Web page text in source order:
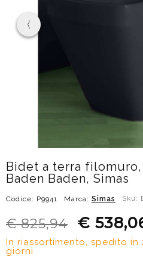
Bidet a terra
Baden Baden, Simas
Codice: P9941 Marca: Simas Sku:
€ 825,94 €
In riassortimento, spedito in
giorni